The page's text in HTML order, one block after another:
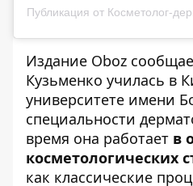
Издание Oboz
Кузьменко училась в
университете имени
специальности
время она работает в
косметологических
как классические